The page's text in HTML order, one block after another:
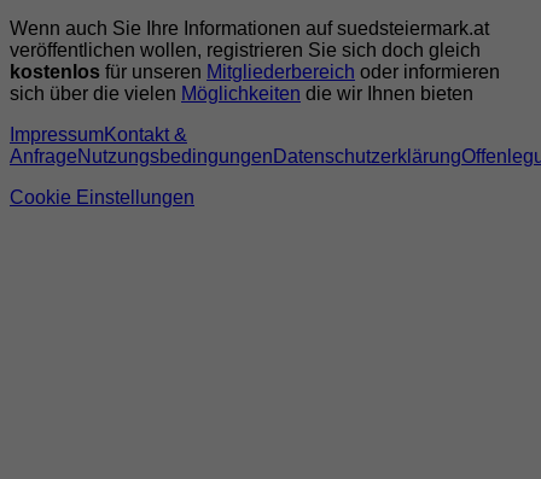
Wenn auch Sie Ihre Informationen auf suedsteiermark.at
veröffentlichen wollen, registrieren Sie sich doch gleich
kostenlos für unseren Mitgliederbereich oder informieren
sich über die vielen Möglichkeiten die wir Ihnen bieten
ImpressumKontakt &
AnfrageNutzungsbedingungen Datenschutzerklärung
Cookie Einstellungen